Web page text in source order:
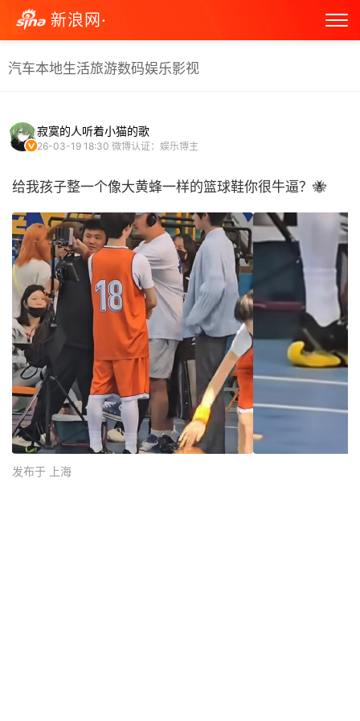
新浪网·
汽车本地生活旅游数码娱乐影视
寂寞的人听着小猫的歌
26-03-19 18:30 微博认证：娱乐博主
给我孩子整一个像大黄蜂一样的篮球鞋你很牛逼？🐝 ​
发布于 上海